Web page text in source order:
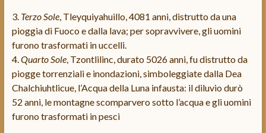
3. Terzo Sole, Tleyquiyahuillo, 4081 anni, distrutto da una
pioggia di Fuoco e dalla lava; per sopravvivere, gli uomini
furono trasformati in uccelli.
4.Quarto Sole, Tzontlilinc, durato 5026 anni, fu distrutto da
piogge torrenziali e inondazioni, simboleggiate dalla Dea
Chalchiuhtlicue, l’Acqua della Luna infausta: il diluvio durò
52 anni, le montagne scomparvero sotto l’acqua e gli uomini
furono trasformati in pesci